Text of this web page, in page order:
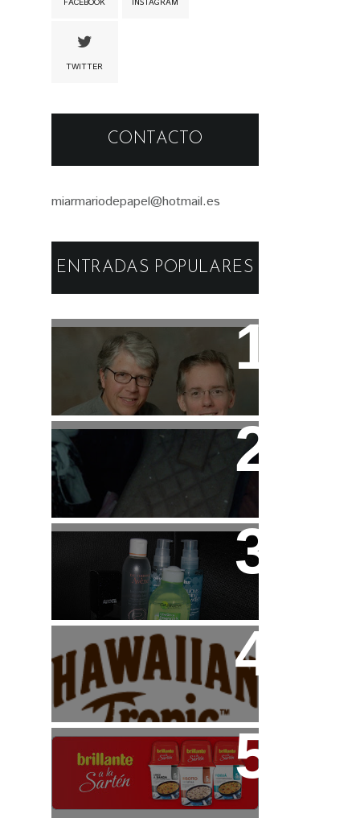
TWITTER
CONTACTO
miarmariodepapel@hotmail.es
ENTRADAS POPULARES
Libros: Serie
Pendergast de Douglas
Preston y Lincoln Child
Tip: Cuidado con las
Sneakers de HAKEI
Beauty: Mi "Rutina"
Facial
Haul: Dúo de Productos
Hawaiian Tropic para el
Veranito
Estudio de Opinión:
Brillante a la Sartén